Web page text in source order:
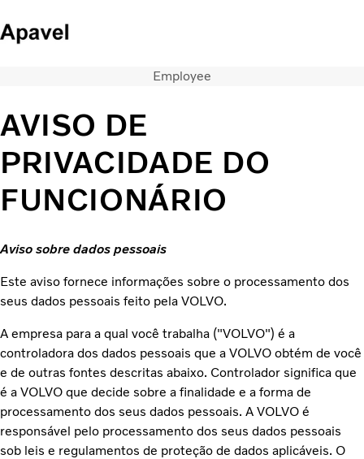
Notícias
QUEM SOMOS
CONCESSIONARIAS
ÔNIBUS
FINANCIAMENTO E CONSORCIO
Employee
AVISO DE
PRIVACIDADE DO
FUNCIONÁRIO
Aviso sobre dados pessoais
Este aviso fornece informações sobre o processamento dos
seus dados pessoais feito pela VOLVO.
A empresa para a qual você trabalha ("VOLVO") é a
controladora dos dados pessoais que a VOLVO obtém de você
e de outras fontes descritas abaixo. Controlador significa que
é a VOLVO que decide sobre a finalidade e a forma de
processamento dos seus dados pessoais. A VOLVO é
responsável pelo processamento dos seus dados pessoais
sob leis e regulamentos de proteção de dados aplicáveis. O